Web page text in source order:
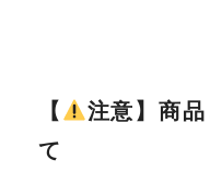
【
注意】商
て